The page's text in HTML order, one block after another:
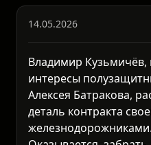
14.05.2026
Владимир Кузьмичёв,
интересы
Алексея Батракова,
деталь контракта
железнодорожниками.